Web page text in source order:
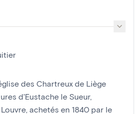
des Chartreux de Liège
d'Eustache le Sueur,
achetés en 1840 par le